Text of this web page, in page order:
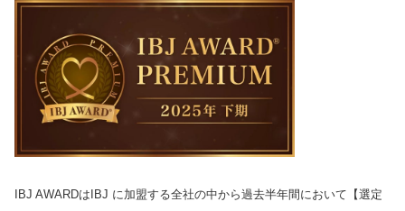
IBJ AWARDはIBJ に加盟する全社の中から過去半年間において 【選定